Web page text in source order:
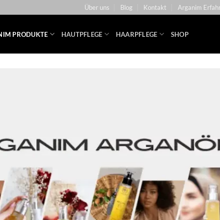
Über uns Blog Kontakt Arganim
PRODUKTE HAUTPFLEGE HAARPFLEGE SHOP